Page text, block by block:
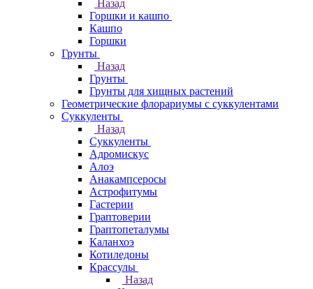
Назад
Горшки и кашпо
Кашпо
Горшки
Грунты
Назад
Грунты
Грунты для хищных растений
Геометрические флорариумы с суккулентами
Суккуленты
Назад
Суккуленты
Адромискус
Алоэ
Анакампсеросы
Астрофитумы
Гастерии
Граптоверии
Граптопеталумы
Каланхоэ
Котиледоны
Крассулы
Назад